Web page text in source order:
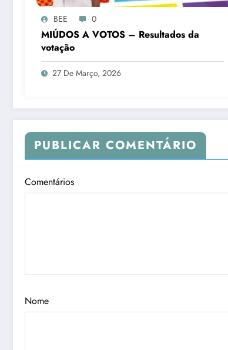
BEE 0
MIÚDOS A VOTOS – Resultados da
votação
27 De Março, 2026
PUBLICAR COMENTÁRIO
Comentários
Nome